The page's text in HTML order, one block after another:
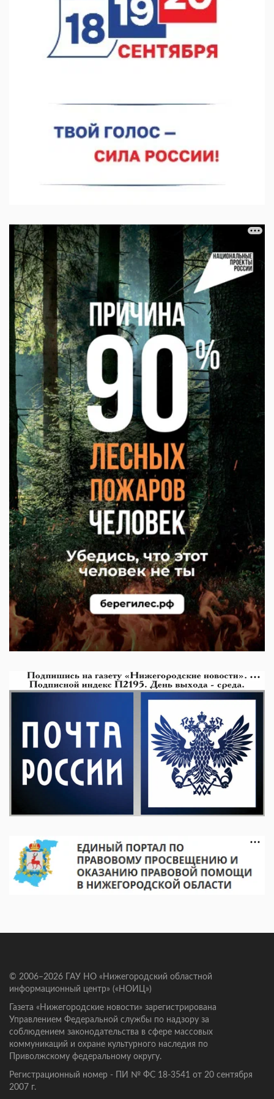
В Нижегородской области созданы четыре ММЦ
07.08.2026 11:46
© 2006–2026 ГАУ НО «Нижегородский областной
информационный центр» («НОИЦ»)
Газета «Нижегородские новости» зарегистрирована
Управлением Федеральной службы по надзору за
соблюдением законодательства в сфере массовых
коммуникаций и охране культурного наследия по
Приволжскому федеральному округу.
Регистрационный номер - ПИ № ФС 18-3541 от 20 сентября
2007 г.